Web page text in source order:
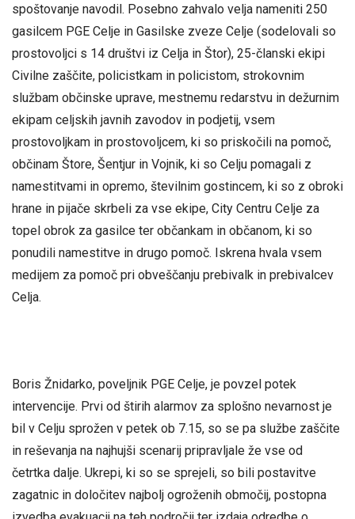
spoštovanje navodil. Posebno zahvalo velja nameniti 250
gasilcem PGE Celje in Gasilske zveze Celje (sodelovali so
prostovoljci s 14 društvi iz Celja in Štor), 25-članski ekipi
Civilne zaščite, policistkam in policistom, strokovnim
službam občinske uprave, mestnemu redarstvu in dežurnim
ekipam celjskih javnih zavodov in podjetij, vsem
prostovoljkam in prostovoljcem, ki so priskočili na pomoč,
občinam Štore, Šentjur in Vojnik, ki so Celju pomagali z
namestitvami in opremo, številnim gostincem, ki so z obroki
hrane in pijače skrbeli za vse ekipe, City Centru Celje za
topel obrok za gasilce ter občankam in občanom, ki so
ponudili namestitve in drugo pomoč. Iskrena hvala vsem
medijem za pomoč pri obveščanju prebivalk in prebivalcev
Celja.
Boris Žnidarko, poveljnik PGE Celje, je povzel potek
intervencije. Prvi od štirih alarmov za splošno nevarnost je
bil v Celju sprožen v petek ob 7.15, so se pa službe zaščite
in reševanja na najhujši scenarij pripravljale že vse od
četrtka dalje. Ukrepi, ki so se sprejeli, so bili postavitve
zagatnic in določitev najbolj ogroženih območij, postopna